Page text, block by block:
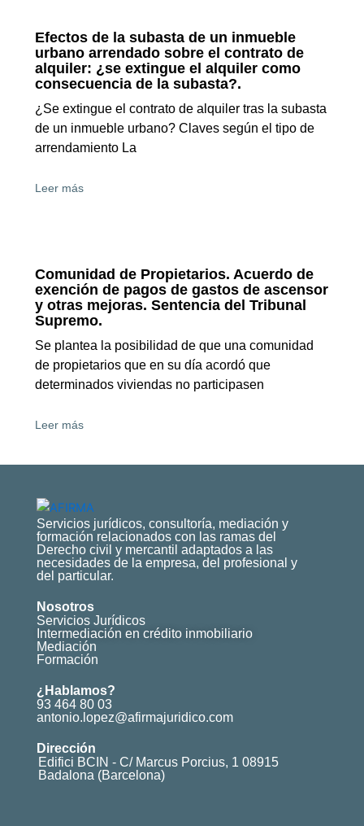
Efectos de la subasta de un inmueble
urbano arrendado sobre el contrato de
alquiler: ¿se extingue el alquiler como
consecuencia de la subasta?.
¿Se extingue el contrato de alquiler tras la subasta
de un inmueble urbano? Claves según el tipo de
arrendamiento La
Leer más
Comunidad de Propietarios. Acuerdo de
exención de pagos de gastos de ascensor
y otras mejoras. Sentencia del Tribunal
Supremo.
Se plantea la posibilidad de que una comunidad
de propietarios que en su día acordó que
determinados viviendas no participasen
Leer más
Servicios jurídicos, consultoría, mediación y
formación relacionados con las ramas del
Derecho civil y mercantil adaptados a las
necesidades de la empresa, del profesional y
del particular.
Nosotros
Servicios Jurídicos
Intermediación en crédito inmobiliario
Mediación
Formación
¿Hablamos?
93 464 80 03
antonio.lopez@afirmajuridico.com
Dirección
Edifici BCIN - C/ Marcus Porcius, 1 08915
Badalona (Barcelona)